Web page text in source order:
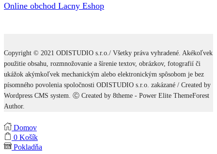
Online obchod Lacny Eshop
Copyright © 2021 ODISTUDIO s.r.o./ Všetky práva vyhradené. Akékoľvek
použitie obsahu, rozmnožovanie a šírenie textov, obrázkov, fotografií či
ukážok akýmkoľvek mechanickým alebo elektronickým spôsobom je bez
písomného povolenia spoločnosti ODISTUDIO s.r.o. zakázané / Created by
Wordpress CMS system. Ⓒ Created by 8theme - Power Elite ThemeForest
Author.
Domov
0 Košík
Pokladňa